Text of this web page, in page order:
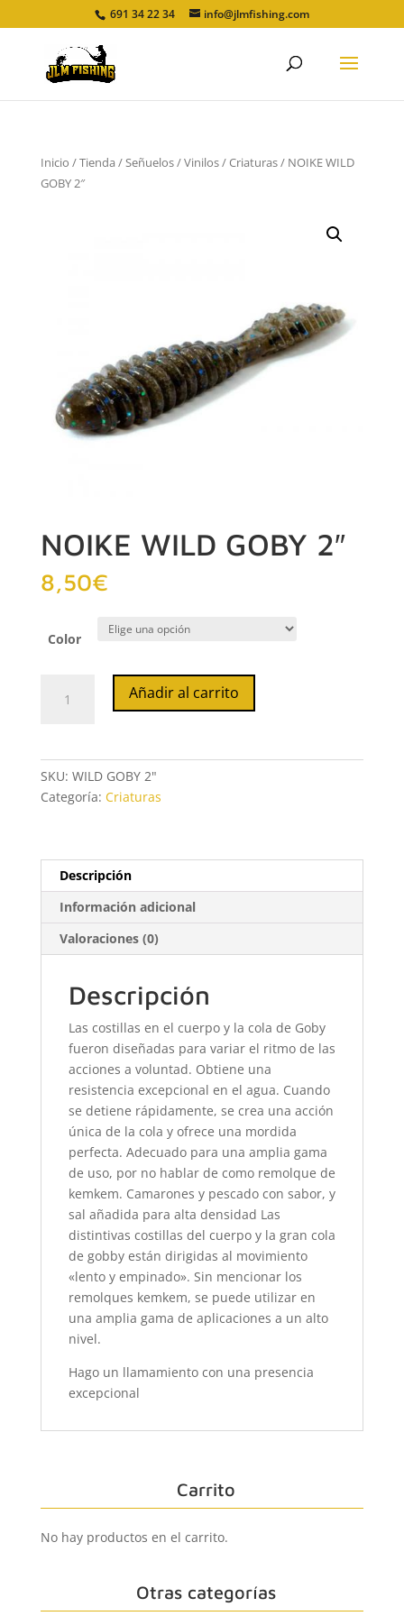
691 34 22 34 info@jlmfishing.com
Inicio /Tienda /Señuelos/Vinilos/Criaturas/ NOIKE WILD
GOBY 2″
NOIKE WILD GOBY 2″
8,50€
Color
WILD
Añadir al carrito
SKU: WILD GOBY 2"
Categoría: Criaturas
Descripción
Información adicional
Valoraciones (0)
Descripción
Las costillas en el cuerpo y la cola de Goby
fueron diseñadas para variar el ritmo de las
acciones a voluntad. Obtiene una
resistencia excepcional en el agua. Cuando
se detiene rápidamente, se crea una acción
única de la cola y ofrece una mordida
perfecta. Adecuado para una amplia gama
de uso, por no hablar de como remolque de
kemkem. Camarones y pescado con sabor, y
sal añadida para alta densidad Las
distintivas costillas del cuerpo y la gran cola
de gobby están dirigidas al movimiento
«lento y empinado». Sin mencionar los
remolques kemkem, se puede utilizar en
una amplia gama de aplicaciones a un alto
nivel.
Hago un llamamiento con una presencia
excepcional
Carrito
No hay productos en el carrito.
Otras categorías